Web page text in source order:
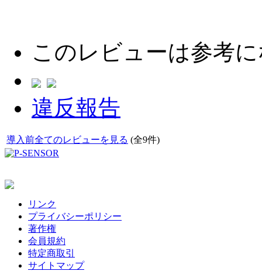
このレビューは参考
違反報告
導入前全てのレビューを見る (全9件)
リンク
プライバシーポリシー
著作権
会員規約
特定商取引
サイトマップ